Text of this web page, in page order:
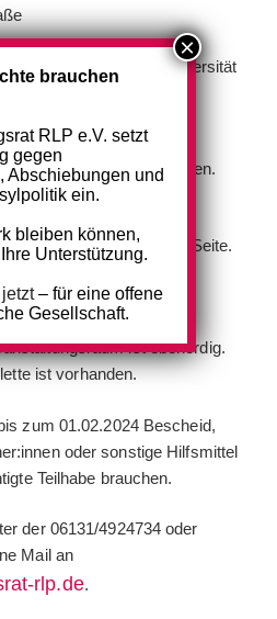
bis in Höhe Universität
Brücke hochfahren
Straße abbiegen.
sich das Zentrum
auf der linken Seite.
ist ebenerdig.
ist vorhanden.
zum 01.02.2024 Bescheid,
oder sonstige Hilfsmittel
Teilhabe brauchen.
der 06131/4924734 oder
Mail an
rlp.de.
brauchen
RLP e.V. setzt
gegen
Abschiebungen und
ein.
bleiben können,
Unterstützung.
– für eine offene
Gesellschaft.